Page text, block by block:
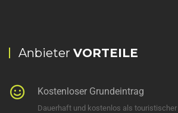
Anbieter VORTEILE
Kostenloser Grundeintrag
Dauerhaft und kostenlos als touristischer